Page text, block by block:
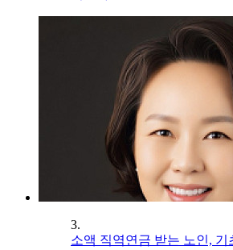
3.
소액 직역연금 받는 노인,